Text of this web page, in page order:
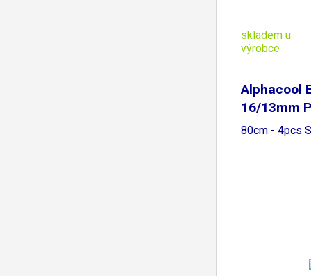
skladem u
výrobce
Alphacool
16/13mm
HardTube
80cm - 4pcs